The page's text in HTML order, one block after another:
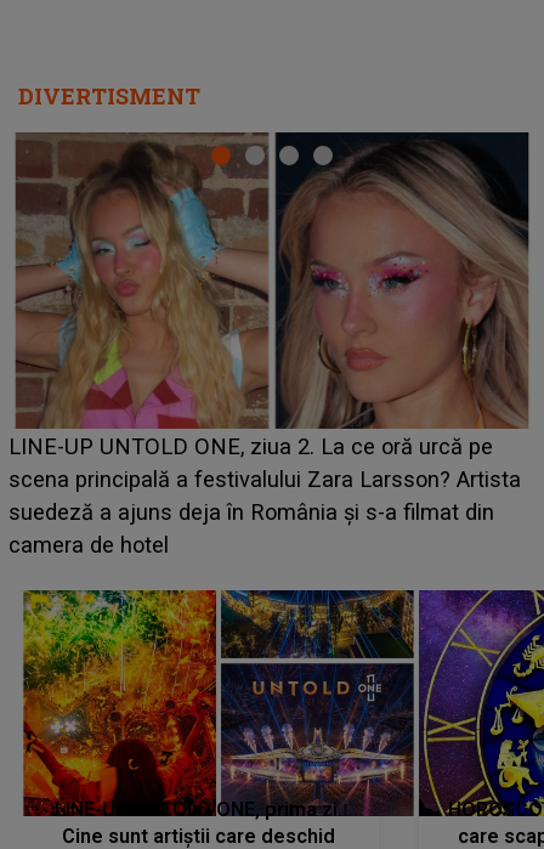
DIVERTISMENT
Ce a dezvăluit noua concurentă din "Casa Iubirii" l-a
luat prin surprindere pe Emanuel. CINE ESTE
BĂIATUL VIZAT de Alexandra?! Aflându-se în fața
faptului împlinit, A RECUNOSCUT IMEDIAT: "Am
LINE-UP UNTOLD ONE, prima zi.
Cine sunt artiștii care deschid
care